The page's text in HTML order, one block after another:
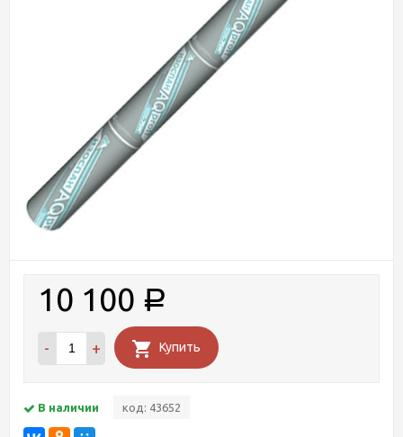
10 100 Р
- + Купить
В наличии код: 43652